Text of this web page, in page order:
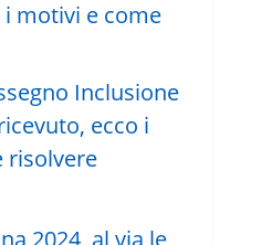
Inclusione
ecco i
risolvere